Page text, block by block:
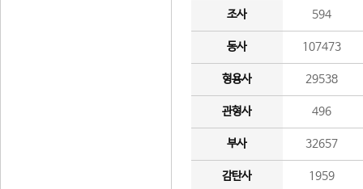
조사 594
동사 107473
형용사 29538
관형사 496
부사 32657
감탄사 1959